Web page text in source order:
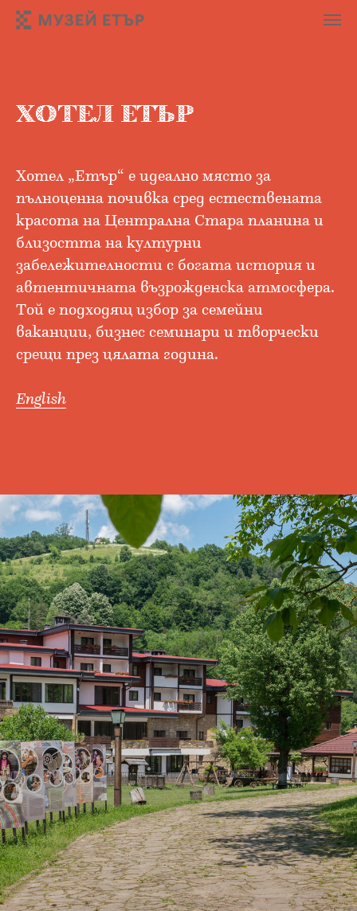
ХОТЕЛ ЕТЪР
Хотел „Етър“ е идеално място за
пълноценна почивка сред естествената
красота на Централна Стара планина и
близостта на културни
забележителности с богата история и
автентичната възрожденска атмосфера.
Той е подходящ избор за семейни
ваканции, бизнес семинари и творчески
срещи през цялата година.
English